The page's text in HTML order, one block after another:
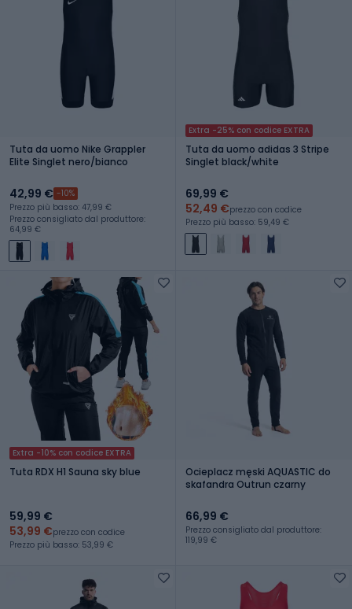
Tuta da uomo Nike Grappler
Elite Singlet nero/bianco
42,99 € -10%
Prezzo più basso: 47,99 €
Prezzo consigliato dal produttore:
64,99 €
Extra -25% con codice EXTRA
Tuta da uomo adidas 3 Stripe
Singlet black/white
69,99 €
52,49 €prezzo con codice
Prezzo più basso: 59,49 €
Extra -10% con codice EXTRA
Tuta RDX H1 Sauna sky blue
59,99 €
53,99 €prezzo con codice
Prezzo più basso: 53,99 €
Ocieplacz męski AQUASTIC do
skafandra Outrun czarny
66,99 €
Prezzo consigliato dal produttore:
119,99 €